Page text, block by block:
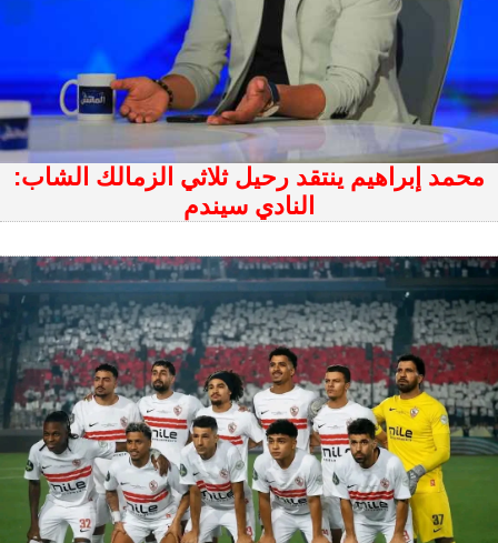
محمد إبراهيم ينتقد رحيل ثلاثي الزمالك الشاب:
النادي سيندم